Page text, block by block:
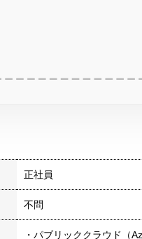
正社員
不問
・パブリッククラウド（